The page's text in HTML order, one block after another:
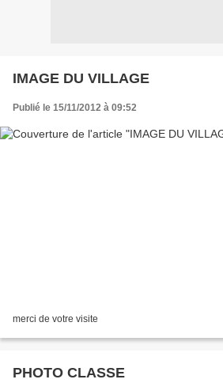
IMAGE DU VILLAGE
Publié le 15/11/2012 à 09:52
merci de votre visite
PHOTO CLASSE